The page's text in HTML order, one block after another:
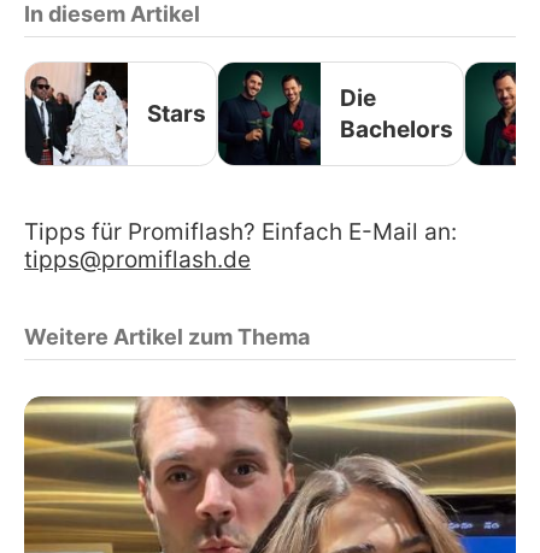
In diesem Artikel
Stars
Die
Bachelors
Tipps für Promiflash? Einfach E-Mail an:
tipps@promiflash.de
Weitere Artikel zum Thema